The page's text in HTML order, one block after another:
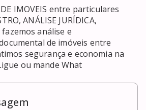
ANÁLISE JURÍDICA,
fazemos análise e
de imóveis entre
segurança e economia na
ou mande What